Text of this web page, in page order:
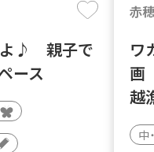
よ♪ 親子で
ース
赤
ワ
画
越
中